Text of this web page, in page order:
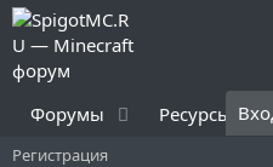
Форумы Ресурсы
Регистрация